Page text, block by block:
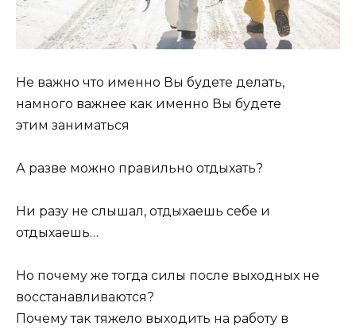
Не важно что именно Вы будете делать,
намного важнее как именно Вы будете
этим заниматься
А разве можно правильно отдыхать?
Ни разу не слышал, отдыхаешь себе и
отдыхаешь…
Но почему же тогда силы после выходных не
восстанавливаются?
Почему так тяжело выходить на работу в